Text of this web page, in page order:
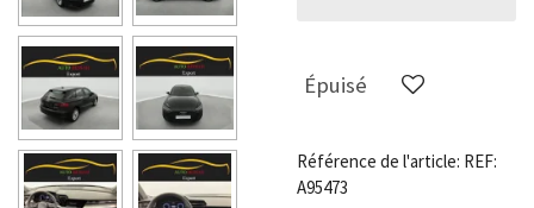
Épuisé
Référence de l'article: REF:
A95473